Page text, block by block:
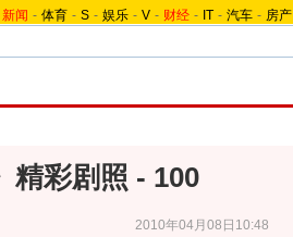
新闻 - 体育 - S - 娱乐 - V - 财经 - IT - 汽车 - 房产
精彩剧照 - 100
2010年04月08日10:48